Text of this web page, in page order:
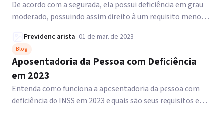
Deficiência
De acordo com a segurada, ela possui deficiência em grau
moderado, possuindo assim direito à um requisito menor
Previdenciarista- 01 de mar. de 2023
Blog
Aposentadoria da Pessoa com Deficiência
em 2023
Entenda como funciona a aposentadoria da pessoa com
deficiência do INSS em 2023 e quais são seus requisitos e